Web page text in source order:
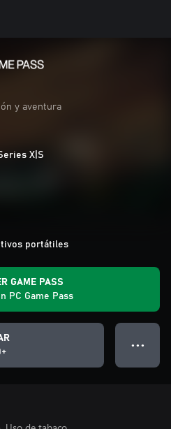
y aventura
X|S
portátiles
GAME PASS
PC Game Pass
● ● ●